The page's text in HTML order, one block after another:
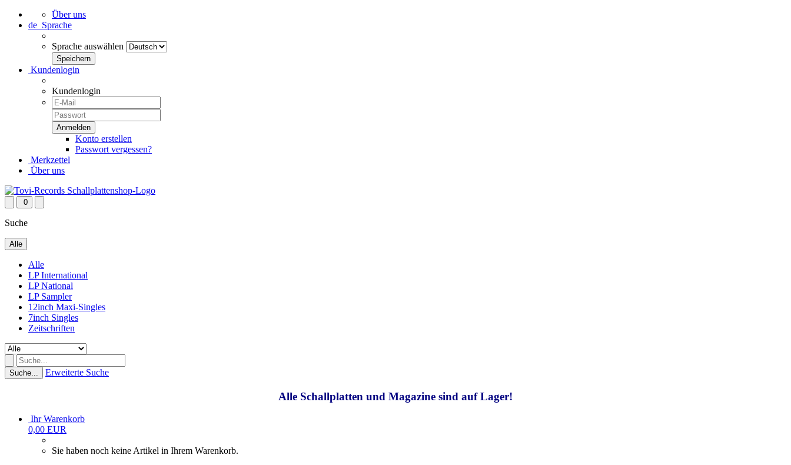
Über uns
de Sprache
Sprache auswählen
Kundenlogin
Kundenlogin
Konto erstellen
Passwort vergessen?
Merkzettel
Über uns
0
Suche
Alle
Alle
LP International
LP National
LP Sampler
12inch Maxi-Singles
7inch Singles
Zeitschriften
Suche... Erweiterte Suche
Alle Schallplatten und Magazine sind auf Lager!
Ihr Warenkorb
0,00 EUR
Sie haben noch keine Artikel in Ihrem Warenkorb.